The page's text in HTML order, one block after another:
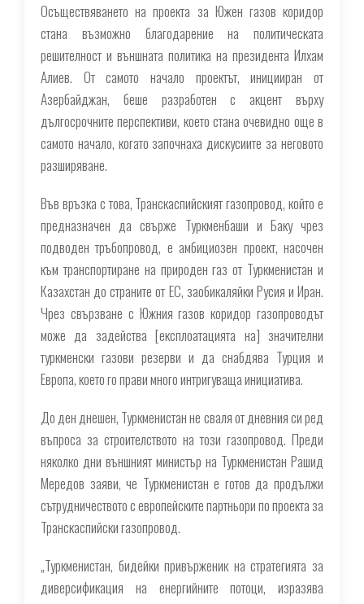
Осъществяването на проекта за Южен газов коридор
стана възможно благодарение на политическата
решителност и външната политика на президента Илхам
Алиев. От самото начало проектът, иницииран от
Азербайджан, беше разработен с акцент върху
дългосрочните перспективи, което стана очевидно още в
самото начало, когато започнаха дискусиите за неговото
разширяване.
Във връзка с това, Транскаспийският газопровод, който е
предназначен да свърже Туркменбаши и Баку чрез
подводен тръбопровод, е амбициозен проект, насочен
към транспортиране на природен газ от Туркменистан и
Казахстан до страните от ЕС, заобикаляйки Русия и Иран.
Чрез свързване с Южния газов коридор газопроводът
може да задейства [експлоатацията на] значителни
туркменски газови резерви и да снабдява Турция и
Европа, което го прави много интригуваща инициатива.
До ден днешен, Туркменистан не сваля от дневния си ред
въпроса за строителството на този газопровод. Преди
няколко дни външният министър на Туркменистан Рашид
Мередов заяви, че Туркменистан е готов да продължи
сътрудничеството с европейските партньори по проекта за
Транскаспийски газопровод.
„Туркменистан, бидейки привърженик на стратегията за
диверсификация на енергийните потоци, изразява